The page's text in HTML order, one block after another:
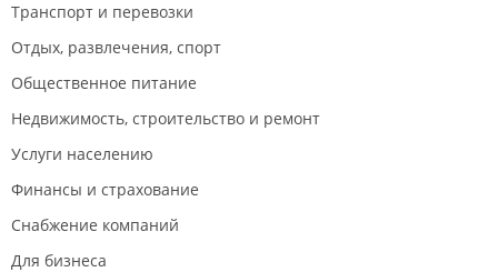
Транспорт и перевозки
Отдых, развлечения, спорт
Общественное питание
Недвижимость, строительство и ремонт
Услуги населению
Финансы и страхование
Снабжение компаний
Для бизнеса